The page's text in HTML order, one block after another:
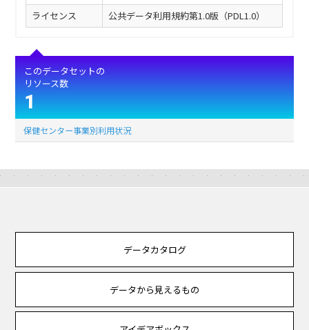
ライセンス
公共データ利用規約第1.0版（PDL1.0）
このデータセットの
リソース数
1
保健センター事業別利用状況
データカタログ
データから見えるもの